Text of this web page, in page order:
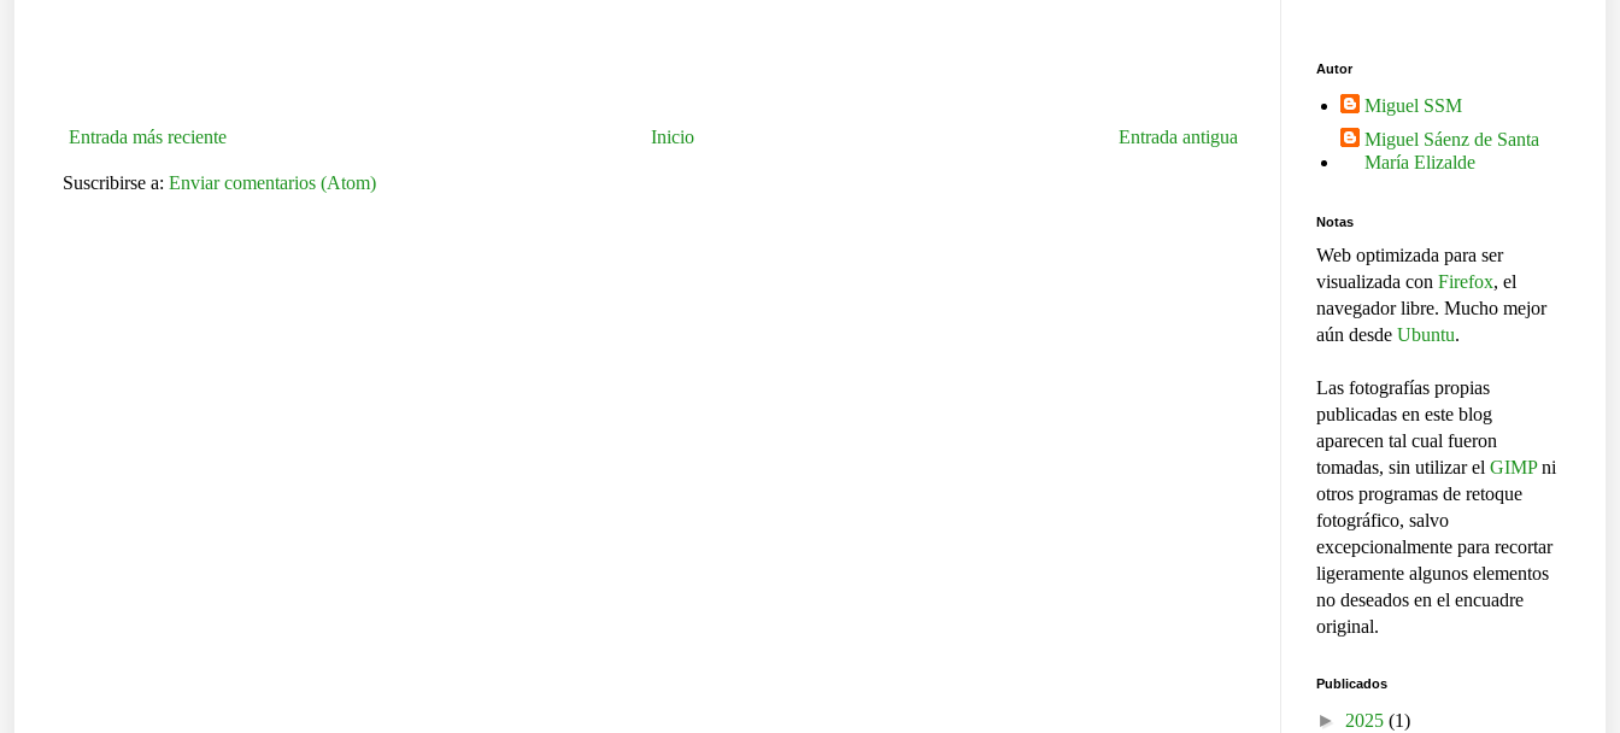
Entrada más reciente Entrada antigua
Inicio
Suscribirse a: Enviar comentarios (Atom)
Autor
Miguel SSM
Miguel Sáenz de Santa
María Elizalde
Notas
Web optimizada para ser
visualizada con Firefox, el
navegador libre. Mucho mejor
aún desde Ubuntu.
Las fotografías propias
publicadas en este blog
aparecen tal cual fueron
tomadas, sin utilizar el GIMPni
otros programas de retoque
fotográfico, salvo
excepcionalmente para recortar
ligeramente algunos elementos
no deseados en el encuadre
original.
Publicados
► 2025 (1)